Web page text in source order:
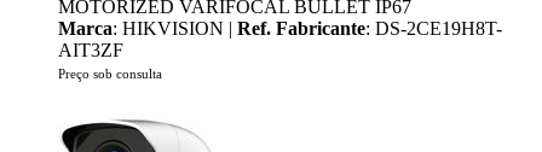
MOTORIZED VARIFOCAL BULLET IP67
Marca: HIKVISION | Ref. Fabricante: DS-2CE19H8T-
AIT3ZF
Preço sob consulta